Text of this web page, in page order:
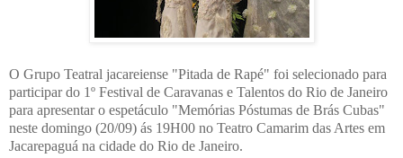
O Grupo Teatral jacareiense "Pitada de Rapé" foi selecionado para
participar do 1º Festival de Caravanas e Talentos do Rio de Janeiro
para apresentar o espetáculo "Memórias Póstumas de Brás Cubas"
neste domingo (20/09) ás 19H00 no Teatro Camarim das Artes em
Jacarepaguá na cidade do Rio de Janeiro.